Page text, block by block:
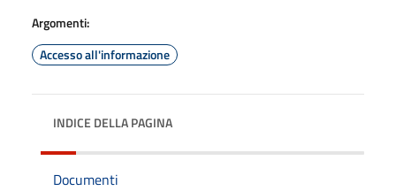
Argomenti:
Accesso all'informazione
INDICE DELLA PAGINA
Documenti